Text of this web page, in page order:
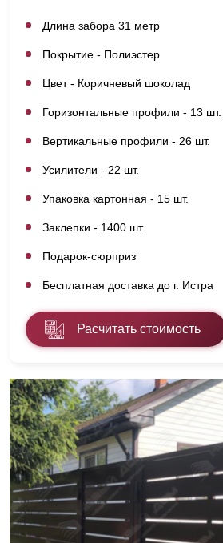
Длина забора 31 метр
Покрытие - Полиэстер
Цвет - Коричневый шоколад
Горизонтальные профили - 13 шт.
Вертикальные профили - 26 шт.
Усилители - 22 шт.
Упаковка картонная - 15 шт.
Заклепки - 1400 шт.
Подарок-сюрприз
Бесплатная доставка до г. Истра
Расчитать стоимость